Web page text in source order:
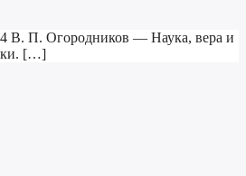
В. П. Огородников — Наука, вера и
[…]